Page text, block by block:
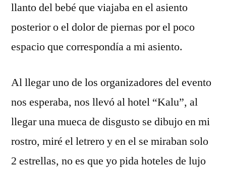
llanto del bebé que viajaba en el asiento
posterior o el dolor de piernas por el poco
espacio que correspondía a mi asiento.
Al llegar uno de los organizadores del evento
nos esperaba, nos llevó al hotel “Kalu”, al
llegar una mueca de disgusto se dibujo en mi
rostro, miré el letrero y en el se miraban solo
2 estrellas, no es que yo pida hoteles de lujo